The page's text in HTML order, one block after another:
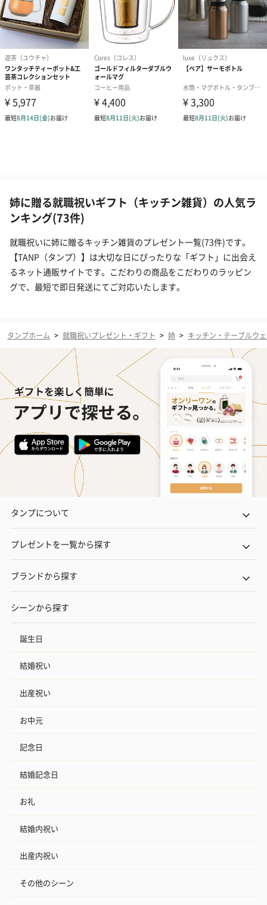
姉に贈る就職祝いギフト（キッチン雑貨）の人気ラ
ンキング(73件)
就職祝いに姉に贈るキッチン雑貨のプレゼント一覧(73件)です。
【TANP（タンプ）】は大切な日にぴったりな「ギフト」に出会え
るネット通販サイトです。こだわりの商品をこだわりのラッピン
グで、最短で即日発送にてご対応いたします。
タンプホーム > 就職祝いプレゼント・ギフト > 姉 > キッチン・テーブルウ
タンプについて
プレゼントを一覧から探す
ブランドから探す
シーンから探す
誕生日
結婚祝い
出産祝い
お中元
記念日
結婚記念日
お礼
結婚内祝い
出産内祝い
その他のシーン